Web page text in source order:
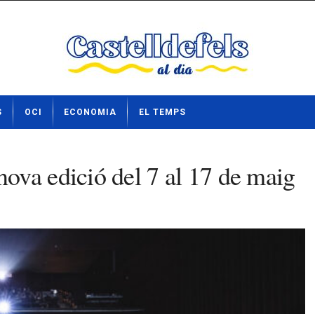
OCI ECONOMIA EL TEMPS
edició del 7 al 17 de maig